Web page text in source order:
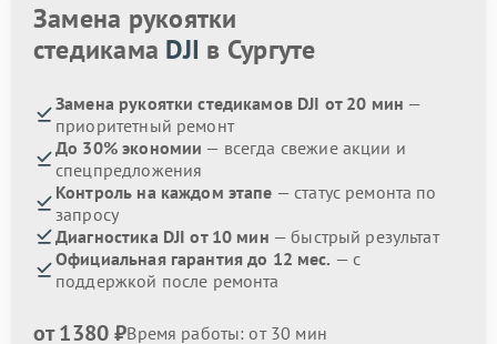
Замена рукоятки
стедикама DJI в Сургуте
Замена рукоятки стедикамов DJI от 20 мин —
приоритетный ремонт
До 30% экономии — всегда свежие акции и
спецпредложения
Контроль на каждом этапе — статус ремонта по
запросу
Диагностика DJI от 10 мин — быстрый результат
Официальная гарантия до 12 мес. — с
поддержкой после ремонта
от 1380 ₽Время работы: от 30 мин